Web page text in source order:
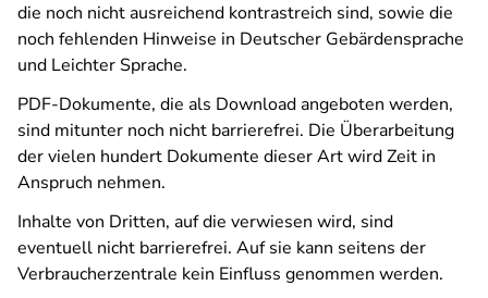
die noch nicht ausreichend kontrastreich sind, sowie die
noch fehlenden Hinweise in Deutscher Gebärdensprache
und Leichter Sprache.
PDF-Dokumente, die als Download angeboten werden,
sind mitunter noch nicht barrierefrei. Die Überarbeitung
der vielen hundert Dokumente dieser Art wird Zeit in
Anspruch nehmen.
Inhalte von Dritten, auf die verwiesen wird, sind
eventuell nicht barrierefrei. Auf sie kann seitens der
Verbraucherzentrale kein Einfluss genommen werden.